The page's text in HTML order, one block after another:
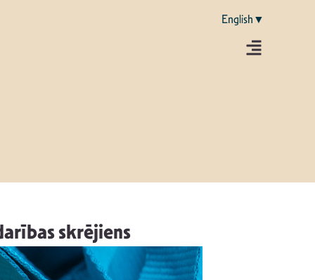
English▼
skrējiens